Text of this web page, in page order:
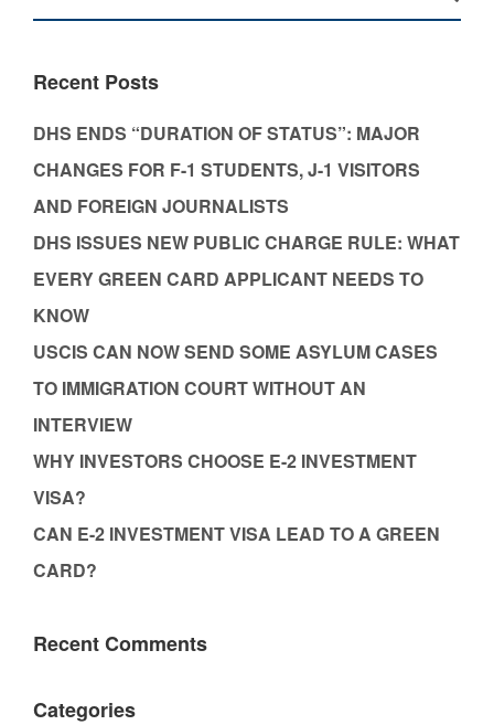
Recent Posts
DHS ENDS “DURATION OF STATUS”: MAJOR
CHANGES FOR F-1 STUDENTS, J-1 VISITORS
AND FOREIGN JOURNALISTS
DHS ISSUES NEW PUBLIC CHARGE RULE: WHAT
EVERY GREEN CARD APPLICANT NEEDS TO
KNOW
USCIS CAN NOW SEND SOME ASYLUM CASES
TO IMMIGRATION COURT WITHOUT AN
INTERVIEW
WHY INVESTORS CHOOSE E-2 INVESTMENT
VISA?
CAN E-2 INVESTMENT VISA LEAD TO A GREEN
CARD?
Recent Comments
Categories